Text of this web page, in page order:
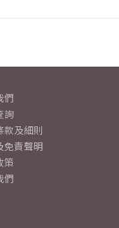
們
詢
款及細則
免責聲明
策
們